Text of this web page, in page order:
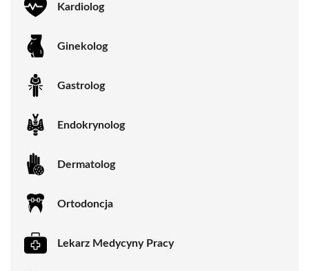
Kardiolog
Ginekolog
Gastrolog
Endokrynolog
Dermatolog
Ortodoncja
Lekarz Medycyny Pracy